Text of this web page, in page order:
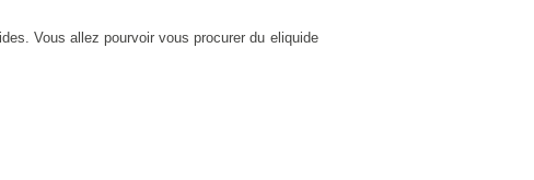
Vous allez pourvoir vous procurer du eliquide